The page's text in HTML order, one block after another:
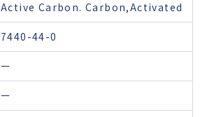
Active Carbon. Carbon,Activated
7440-44-0
ー
ー